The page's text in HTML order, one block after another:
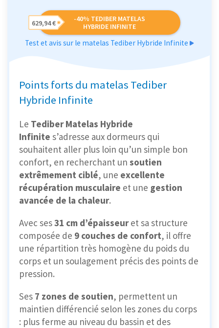
-40% TEDIBER MATELAS
HYBRIDE INFINITE
629,94 €
Test et avis sur le matelas Tediber Hybride Infinite
Points forts du matelas Tediber
Hybride Infinite
Le Tediber Matelas Hybride
Infinite s’adresse aux dormeurs qui
souhaitent aller plus loin qu’un simple bon
confort, en recherchant un soutien
extrêmement ciblé, une excellente
récupération musculaire et une gestion
avancée de la chaleur.
Avec ses31 cm d’épaisseuret sa structure
composée de 9 couches de confort, il offre
une répartition très homogène du poids du
corps et un soulagement précis des points de
pression.
Ses 7 zones de soutien, permettent un
maintien différencié selon les zones du corps
: plus ferme au niveau du bassin et des